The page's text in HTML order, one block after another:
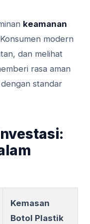
keamanan
modern
dan melihat
rasa aman
standar
Kemasan
Botol Plastik